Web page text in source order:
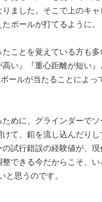
ました。そこで上のキ
ボールが打てるように。
ことを覚えている方も
い』『重心距離が短い
ールが当たることによ
めに、グラインダーで
て、鉛を流し込んだり
試行錯誤の経験値が、
できる今だからこそ、
思うのです。